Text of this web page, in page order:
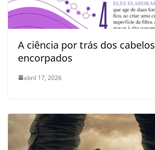
A ciência por trás dos cabelos
encorpados
abril 17, 2026